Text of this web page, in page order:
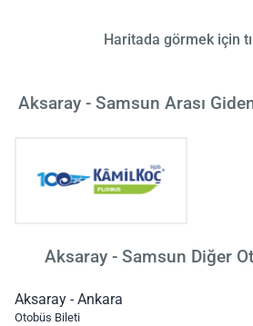
Haritada görmek için
Aksaray - Samsun Arası
Aksaray - Samsun Diğer
Aksaray - Ankara
Otobüs Bileti